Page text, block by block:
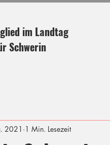
im Landtag
Schwerin
2021 1 Min. Lesezeit